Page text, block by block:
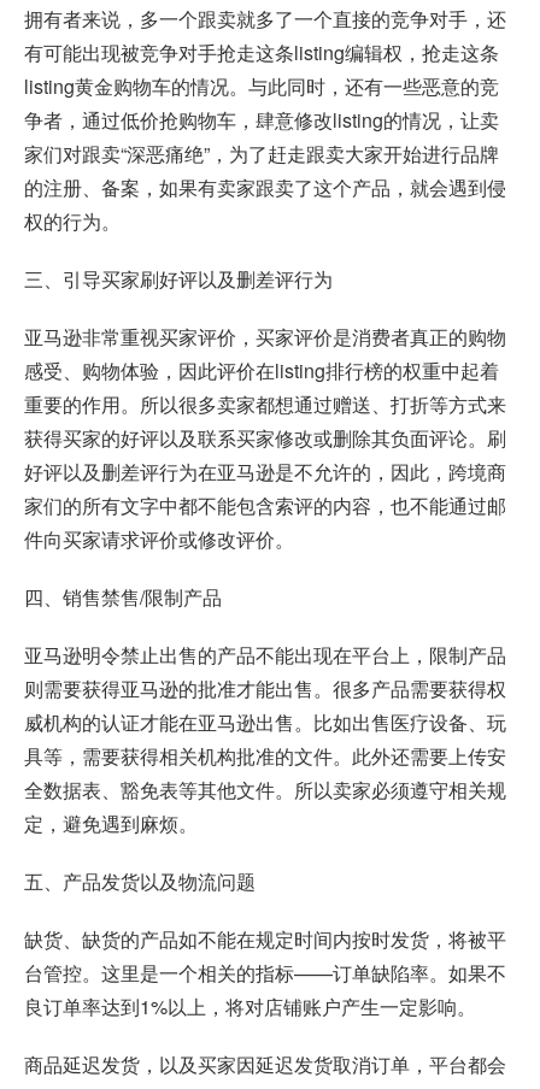
拥有者来说，多一个跟卖就多了一个直接的竞争对手，还
有可能出现被竞争对手抢走这条listing编辑权，抢走这条
listing黄金购物车的情况。与此同时，还有一些恶意的竞
争者，通过低价抢购物车，肆意修改listing的情况，让卖
家们对跟卖“深恶痛绝”，为了赶走跟卖大家开始进行品牌
的注册、备案，如果有卖家跟卖了这个产品，就会遇到侵
权的行为。
三、引导买家刷好评以及删差评行为
亚马逊非常重视买家评价，买家评价是消费者真正的购物
感受、购物体验，因此评价在listing排行榜的权重中起着
重要的作用。所以很多卖家都想通过赠送、打折等方式来
获得买家的好评以及联系买家修改或删除其负面评论。刷
好评以及删差评行为在亚马逊是不允许的，因此，跨境商
家们的所有文字中都不能包含索评的内容，也不能通过邮
件向买家请求评价或修改评价。
四、销售禁售/限制产品
亚马逊明令禁止出售的产品不能出现在平台上，限制产品
则需要获得亚马逊的批准才能出售。很多产品需要获得权
威机构的认证才能在亚马逊出售。比如出售医疗设备、玩
具等，需要获得相关机构批准的文件。此外还需要上传安
全数据表、豁免表等其他文件。所以卖家必须遵守相关规
定，避免遇到麻烦。
五、产品发货以及物流问题
缺货、缺货的产品如不能在规定时间内按时发货，将被平
台管控。这里是一个相关的指标——订单缺陷率。如果不
良订单率达到1%以上，将对店铺账户产生一定影响。
商品延迟发货，以及买家因延迟发货取消订单，平台都会